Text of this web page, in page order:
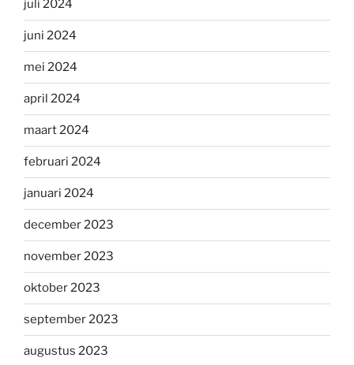
juli 2024
juni 2024
mei 2024
april 2024
maart 2024
februari 2024
januari 2024
december 2023
november 2023
oktober 2023
september 2023
augustus 2023